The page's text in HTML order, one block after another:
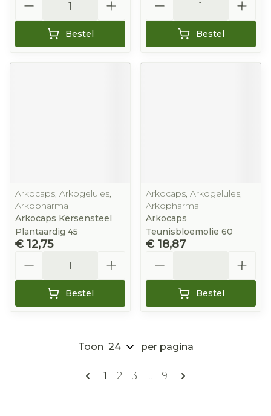
Bestel Bestel
Arkocaps, Arkogelules,
Arkopharma
Arkocaps Kersensteel
Plantaardig 45
€ 12,75
Bestel
Arkocaps, Arkogelules,
Arkopharma
Arkocaps
Teunisbloemolie 60
€ 18,87
Bestel
Pagina's
U lees momenteel pagina
1 Pagina
2 Pagina
3 ... Pagina
9
Toon per pagina